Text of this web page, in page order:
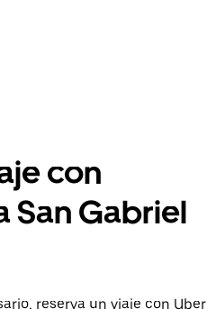
con
San Gabriel
reserva un viaje con Uber